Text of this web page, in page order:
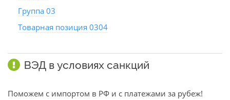
Группа 03
Товарная позиция 0304
ВЭД в условиях санкций
Поможем с импортом в РФ и с платежами за рубеж!